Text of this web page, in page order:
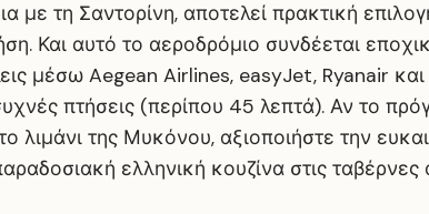
με τη Σαντορίνη, αποτελεί πρακτική
Και αυτό το αεροδρόμιο συνδέεται
μέσω Aegean Airlines, easyJet, Ryanair
πτήσεις (περίπου 45 λεπτά). Αν το
λιμάνι της Μυκόνου, αξιοποιήστε την
ελληνική κουζίνα στις ταβέρνες